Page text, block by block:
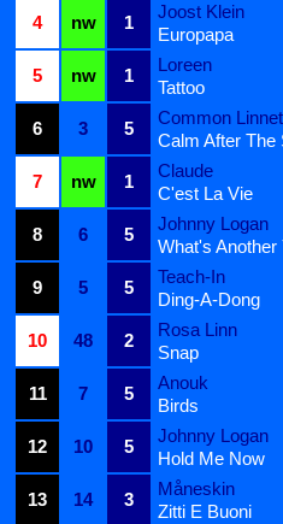
4
nw 1
Joost Klein
Europapa
5
nw 1
Loreen
Tattoo
6
3 5
Common
Calm After The
7
nw 1
Claude
C'est La Vie
8
6 5
Johnny Logan
What's Another
9
5 5
Teach-In
Ding-A-Dong
10
48 2
Rosa Linn
Snap
11
7 5
Anouk
Birds
12
10 5
Johnny Logan
Hold Me Now
13
14 3
Måneskin
Zitti E Buoni